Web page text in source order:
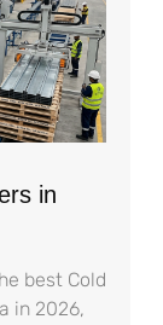
in
best Cold
in 2026,